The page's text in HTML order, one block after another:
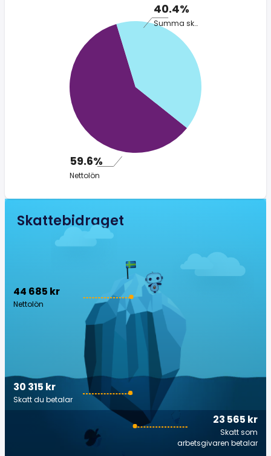
40.4%
Summa skatt
59.6%
Nettolön
Skattebidraget
44 685 kr
Nettolön
23 565 kr
Skatt som
arbetsgivaren betalar
30 315 kr
Skatt du betalar